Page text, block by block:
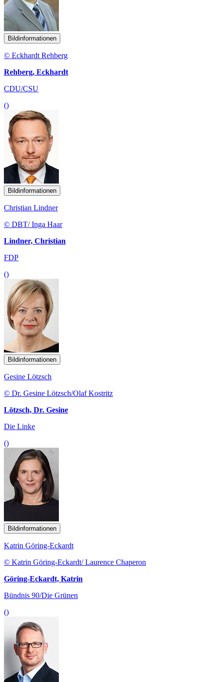
Bildinformationen
© Eckhardt Rehberg
Rehberg, Eckhardt
CDU/CSU
()
Bildinformationen
Christian Lindner
© DBT/ Inga Haar
Lindner, Christian
FDP
()
Bildinformationen
Gesine Lötzsch
© Dr. Gesine Lötzsch/Olaf Kostritz
Lötzsch, Dr. Gesine
Die Linke
()
Bildinformationen
Katrin Göring-Eckardt
© Katrin Göring-Eckardt/ Laurence Chaperon
Göring-Eckardt, Katrin
Bündnis 90/Die Grünen
()